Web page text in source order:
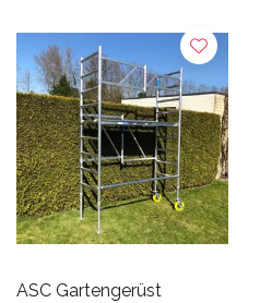
ASC Gartengerüst